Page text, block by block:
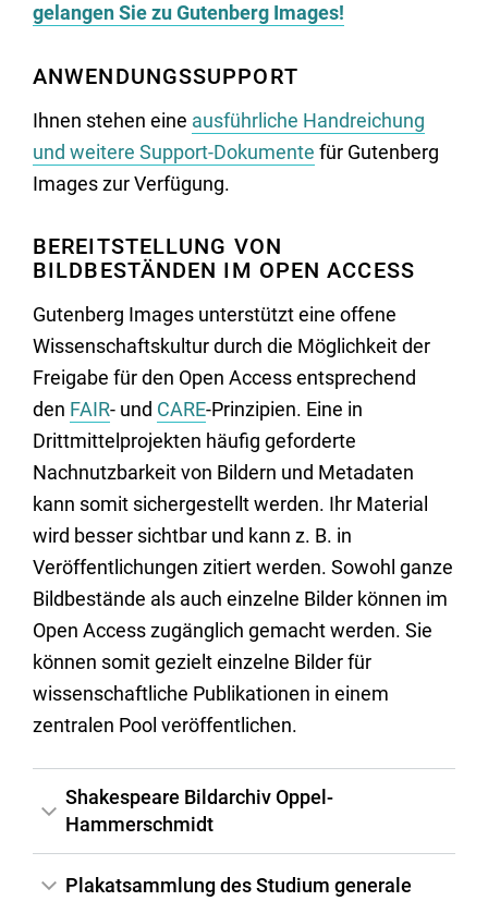
gelangen Sie zu Gutenberg Images!
ANWENDUNGSSUPPORT
Ihnen stehen eine ausführliche Handreichung
und weitere Support-Dokumente für Gutenberg
Images zur Verfügung.
BEREITSTELLUNG VON
BILDBESTÄNDEN IM OPEN ACCESS
Gutenberg Images unterstützt eine offene
Wissenschaftskultur durch die Möglichkeit der
Freigabe für den Open Access entsprechend
den FAIR- und CARE-Prinzipien. Eine in
Drittmittelprojekten häufig geforderte
Nachnutzbarkeit von Bildern und Metadaten
kann somit sichergestellt werden. Ihr Material
wird besser sichtbar und kann z. B. in
Veröffentlichungen zitiert werden. Sowohl ganze
Bildbestände als auch einzelne Bilder können im
Open Access zugänglich gemacht werden. Sie
können somit gezielt einzelne Bilder für
wissenschaftliche Publikationen in einem
zentralen Pool veröffentlichen.
Shakespeare Bildarchiv Oppel-
Hammerschmidt
Shakespeare Bildarchiv Oppel –
Plakatsammlung des Studium generale